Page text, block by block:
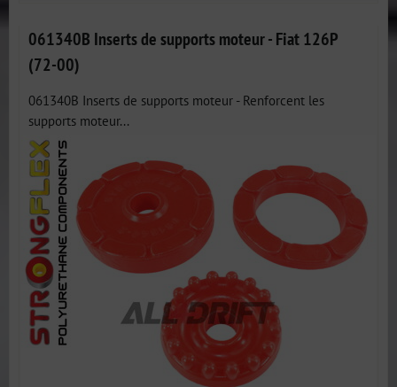
061340B Inserts de supports moteur - Fiat 126P
(72-00)
061340B Inserts de supports moteur - Renforcent les
supports moteur...